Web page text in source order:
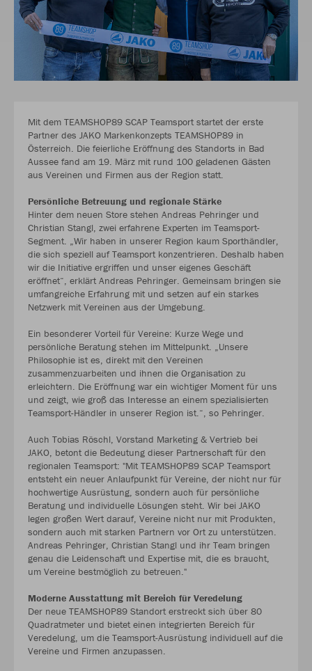
Mit dem TEAMSHOP89 SCAP Teamsport startet der erste
Partner des JAKO Markenkonzepts TEAMSHOP89 in
Österreich. Die feierliche Eröffnung des Standorts in Bad
Aussee fand am 19. März mit rund 100 geladenen Gästen
aus Vereinen und Firmen aus der Region statt.
Persönliche Betreuung und regionale Stärke
Hinter dem neuen Store stehen Andreas Pehringer und
Christian Stangl, zwei erfahrene Experten im Teamsport-
Segment. „Wir haben in unserer Region kaum Sporthändler,
die sich speziell auf Teamsport konzentrieren. Deshalb haben
wir die Initiative ergriffen und unser eigenes Geschäft
eröffnet“, erklärt Andreas Pehringer. Gemeinsam bringen sie
umfangreiche Erfahrung mit und setzen auf ein starkes
Netzwerk mit Vereinen aus der Umgebung.
Ein besonderer Vorteil für Vereine: Kurze Wege und
persönliche Beratung stehen im Mittelpunkt. „Unsere
Philosophie ist es, direkt mit den Vereinen
zusammenzuarbeiten und ihnen die Organisation zu
erleichtern. Die Eröffnung war ein wichtiger Moment für uns
und zeigt, wie groß das Interesse an einem spezialisierten
Teamsport-Händler in unserer Region ist.“, so Pehringer.
Auch Tobias Röschl, Vorstand Marketing & Vertrieb bei
JAKO, betont die Bedeutung dieser Partnerschaft für den
regionalen Teamsport: "Mit TEAMSHOP89 SCAP Teamsport
entsteht ein neuer Anlaufpunkt für Vereine, der nicht nur für
hochwertige Ausrüstung, sondern auch für persönliche
Beratung und individuelle Lösungen steht. Wir bei JAKO
legen großen Wert darauf, Vereine nicht nur mit Produkten,
sondern auch mit starken Partnern vor Ort zu unterstützen.
Andreas Pehringer, Christian Stangl und ihr Team bringen
genau die Leidenschaft und Expertise mit, die es braucht,
um Vereine bestmöglich zu betreuen."
Moderne Ausstattung mit Bereich für Veredelung
Der neue TEAMSHOP89 Standort erstreckt sich über 80
Quadratmeter und bietet einen integrierten Bereich für
Veredelung, um die Teamsport-Ausrüstung individuell auf die
Vereine und Firmen anzupassen.